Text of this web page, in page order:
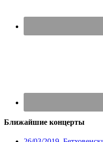
Ближайшие концерты